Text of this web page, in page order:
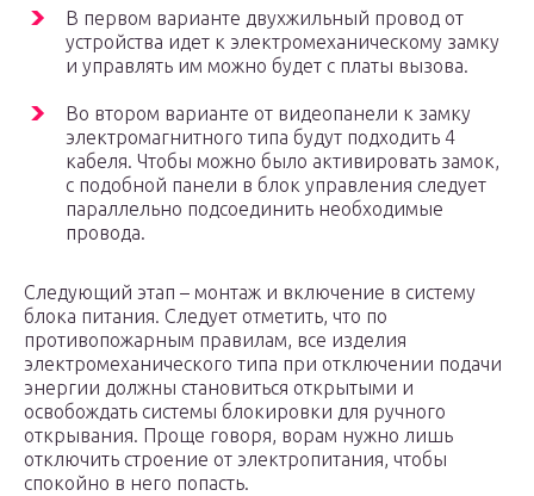
В первом варианте двухжильный провод от
устройства идет к электромеханическому замку
и управлять им можно будет с платы вызова.
Во втором варианте от видеопанели к замку
электромагнитного типа будут подходить 4
кабеля. Чтобы можно было активировать замок,
с подобной панели в блок управления следует
параллельно подсоединить необходимые
провода.
Следующий этап – монтаж и включение в систему
блока питания. Следует отметить, что по
противопожарным правилам, все изделия
электромеханического типа при отключении подачи
энергии должны становиться открытыми и
освобождать системы блокировки для ручного
открывания. Проще говоря, ворам нужно лишь
отключить строение от электропитания, чтобы
спокойно в него попасть.